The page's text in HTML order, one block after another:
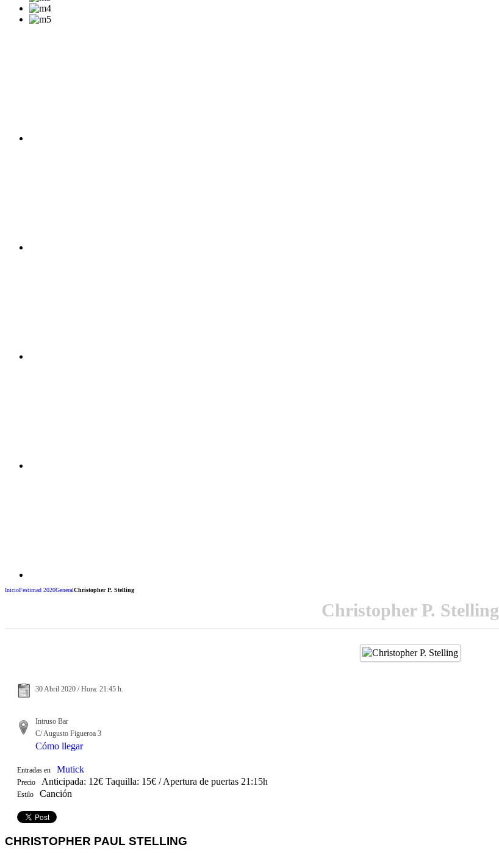
InicioFestimad 2020GeneralChristopher P. Stelling
Christopher P. Stelling
30 Abril 2020 / Hora: 21:45 h.
Intruso Bar
C/ Augusto Figueroa 3
Cómo llegar
Entradas en Mutick
Precio Anticipada: 12€ Taquilla: 15€ / Apertura de puertas 21:15h
Estilo Canción
CHRISTOPHER PAUL STELLING